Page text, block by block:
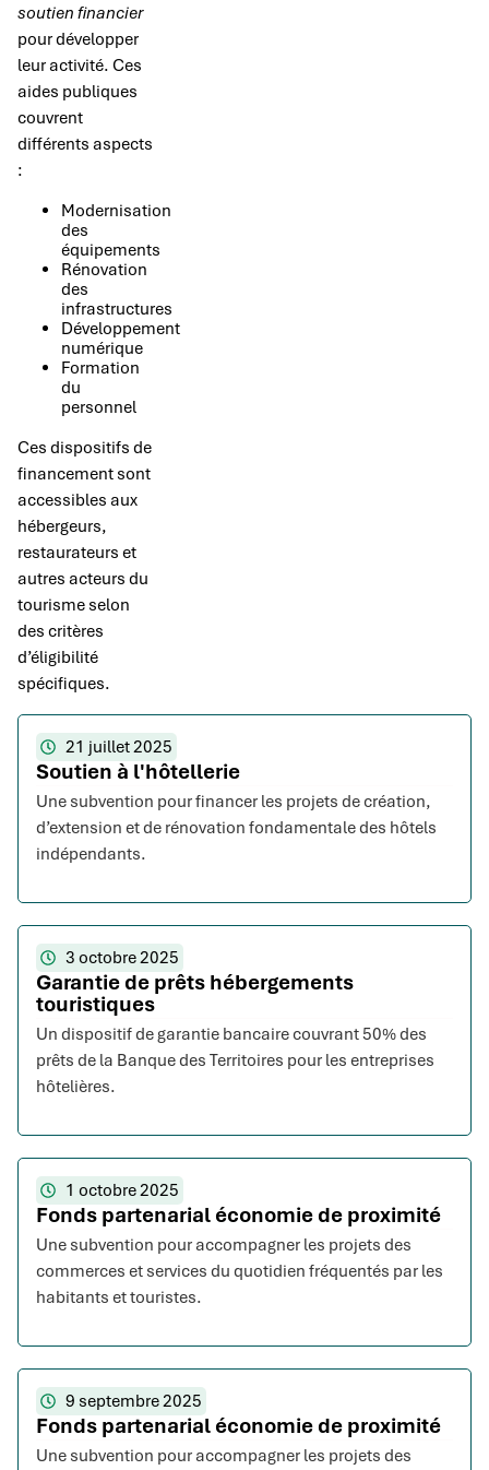
soutien financier
pour développer
leur activité. Ces
aides publiques
couvrent
différents aspects
:
Modernisation
des
équipements
Rénovation
des
infrastructures
Développement
numérique
Formation
du
personnel
Ces dispositifs de
financement sont
accessibles aux
hébergeurs,
restaurateurs et
autres acteurs du
tourisme selon
des critères
d’éligibilité
spécifiques.
21 juillet 2025
Soutien à l'hôtellerie
Une subvention pour financer les projets de création,
d’extension et de rénovation fondamentale des hôtels
indépendants.
3 octobre 2025
Garantie de prêts hébergements
touristiques
Un dispositif de garantie bancaire couvrant 50% des
prêts de la Banque des Territoires pour les entreprises
hôtelières.
1 octobre 2025
Fonds partenarial économie de proximité
Une subvention pour accompagner les projets des
commerces et services du quotidien fréquentés par les
habitants et touristes.
9 septembre 2025
Fonds partenarial économie de proximité
Une subvention pour accompagner les projets des